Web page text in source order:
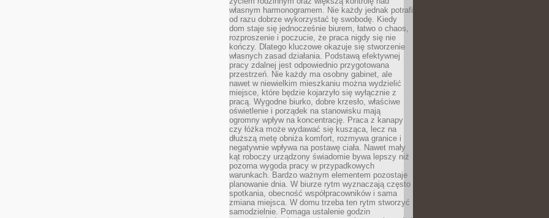
własnym harmonogramem. Nie każdy jednak potrafi
od razu dobrze wykorzystać tę swobodę. Kiedy
dom staje się jednocześnie biurem, łatwo o chaos,
rozproszenie i poczucie, że praca nigdy się nie
kończy. Dlatego kluczowe okazuje się stworzenie
własnych zasad działania. Podstawą efektywnej
pracy zdalnej jest odpowiednio przygotowana
przestrzeń. Nie każdy ma osobny gabinet, ale
nawet w niewielkim mieszkaniu można wydzielić
miejsce, które będzie kojarzyło się wyłącznie z
pracą. Wygodne biurko, dobre krzesło, właściwe
oświetlenie i porządek na stanowisku mają
ogromny wpływ na koncentrację. Praca z kanapy
czy łóżka może wydawać się kusząca, lecz na
dłuższą metę obniża komfort, rozmywa granice i
negatywnie wpływa na postawę ciała. Nawet mały
kąt roboczy urządzony świadomie bywa lepszy niż
pozorna wygoda pracy w przypadkowych
warunkach. Bardzo ważnym elementem pozostaje
planowanie dnia. W biurze rytm wyznaczają często
spotkania, obecność współpracowników i sama
zmiana miejsca. W domu trzeba ten rytm stworzyć
samodzielnie. Pomaga ustalenie godzin